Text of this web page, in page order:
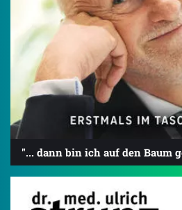
"... dann bin ich auf den Baum